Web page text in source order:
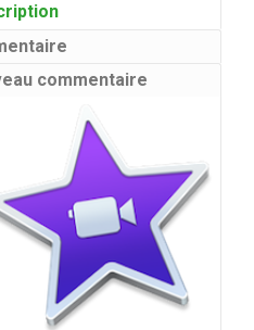
commentaire